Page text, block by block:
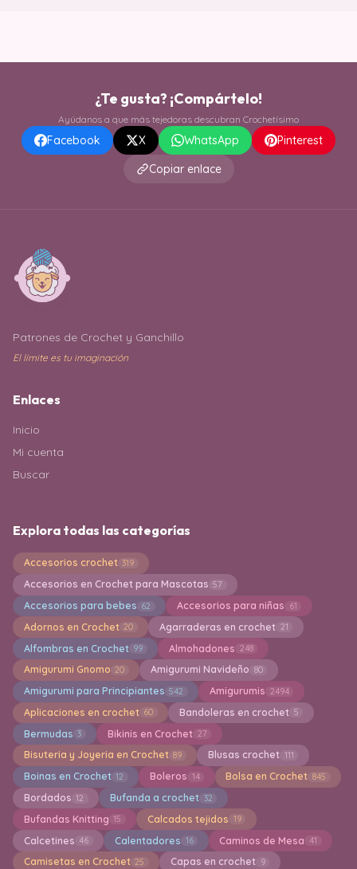
¿Te gusta? ¡Compártelo!
Ayúdanos a que más tejedoras descubran Crochetísimo
Facebook X WhatsApp
Pinterest
Copiar enlace
Patrones de Crochet y Ganchillo
El límite es tu imaginación
Enlaces
Inicio
Mi cuenta
Buscar
Explora todas las categorías
Accesorios crochet 319
Accesorios en Crochet para Mascotas 57
Accesorios para bebes 62 Accesorios para niñas 61
Adornos en Crochet 20 Agarraderas en crochet 21
Alfombras en Crochet 99 Almohadones 248
Amigurumi Gnomo 20 Amigurumi Navideño 80
Amigurumi para Principiantes 542 Amigurumis 2494
Aplicaciones en crochet 60 Bandoleras en crochet 5
Bermudas 3 Bikinis en Crochet 27
Bisuteria y Joyeria en Crochet 89 Blusas crochet 111
Boinas en Crochet 12 Boleros 14 Bolsa en Crochet 845
Bordados 12 Bufanda a crochet 32
Bufandas Knitting 15 Calcados tejidos 19
Calcetines 46 Calentadores 16 Caminos de Mesa 41
Camisetas en Crochet 25 Capas en crochet 9